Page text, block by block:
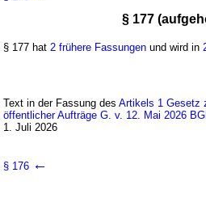
neugefasst durch B. v. 26.06.2013BGBl. I
Geltung ab 01.01.1999; FNA: 703-5
Teil 4 Vergabe von öffentlichen
Konzessionen
§ 177
§ 177 hat 2 frühere Fassungen und wird in
Text in der Fassung desArtikels 1 Gesetz
öffentlicher Aufträge G. v. 12. Mai 2026
1. Juli 2026
§ 176 ←